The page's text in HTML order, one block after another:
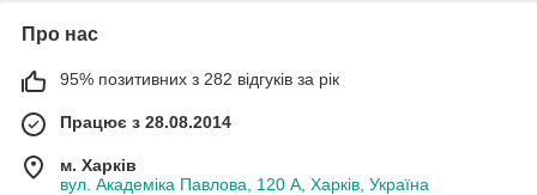
Про нас
95% позитивних з 282 відгуків за рік
Працює з 28.08.2014
м. Харків
вул. Академіка Павлова, 120 А, Харків, Україна